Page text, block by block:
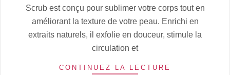
Scrub est conçu pour sublimer votre corps tout en
améliorant la texture de votre peau. Enrichi en
extraits naturels, il exfolie en douceur, stimule la
circulation et
CONTINUEZ LA LECTURE